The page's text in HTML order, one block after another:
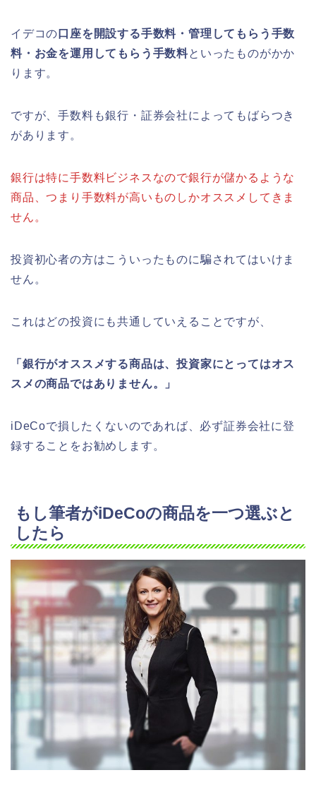
イデコの 口座を開設する手数料・管理してもらう手数
料・お金を運用してもらう手数料といったものがかか
ります。
ですが、手数料も銀行・証券会社によってもばらつき
があります。
銀行は特に手数料ビジネスなので銀行が儲かるような
商品、つまり手数料が高いものしかオススメしてきま
せん。
投資初心者の方はこういったものに騙されてはいけま
せん。
これはどの投資にも共通していえることですが、
「銀行がオススメする商品は、投資家にとってはオス
スメの商品ではありません。」
iDeCoで損したくないのであれば、必ず証券会社に登
録することをお勧めします。
もし筆者がiDeCoの商品を一つ選ぶと
したら